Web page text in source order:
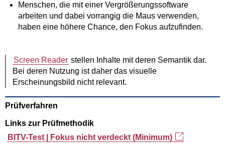
Menschen, die mit einer Vergrößerungssoftware
arbeiten und dabei vorrangig die Maus verwenden,
haben eine höhere Chance, den Fokus aufzufinden.
Screen Reader stellen Inhalte mit deren Semantik dar.
Bei deren Nutzung ist daher das visuelle
Erscheinungsbild nicht relevant.
Prüfverfahren
Links zur Prüfmethodik
BITV-Test | Fokus nicht verdeckt (Minimum)